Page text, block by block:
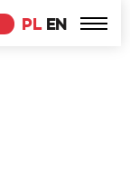
PL EN